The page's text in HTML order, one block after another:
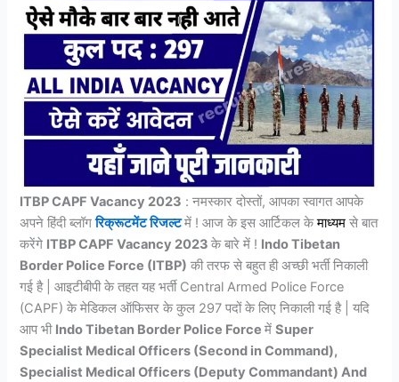
ITBP CAPF Vacancy 2023 : नमस्कार दोस्तों, आपका स्वागत आपके
अपने हिंदी ब्लॉगरिक्रूटमेंट रिजल्टमें ! आज के इस आर्टिकल केमाध्यमसे बात
करेंगे ITBP CAPF Vacancy 2023 के बारे में ! Indo Tibetan
Border Police Force (ITBP) की तरफ से बहुत ही अच्छी भर्ती निकाली
गई है | आइटीबीपी के तहत यह भर्ती Central Armed Police Force
(CAPF) के मेडिकल ऑफिसर के कुल 297 पदों के लिए निकाली गई है | यदि
आप भी Indo Tibetan Border Police ForceमेंSuper
Specialist Medical Officers (Second in Command),
Specialist Medical Officers (Deputy Commandant) And